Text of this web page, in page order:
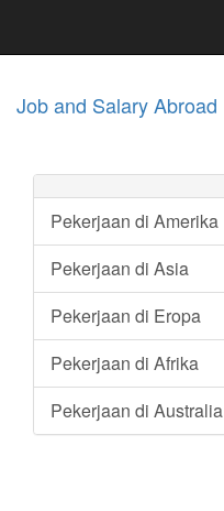
Job and Salary Abroad
Pekerjaan di Amerika
Pekerjaan di Asia
Pekerjaan di Eropa
Pekerjaan di Afrika
Pekerjaan di Australia